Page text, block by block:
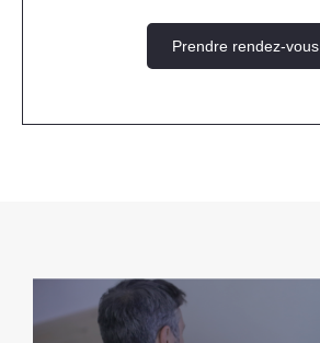
Prendre rendez-vous